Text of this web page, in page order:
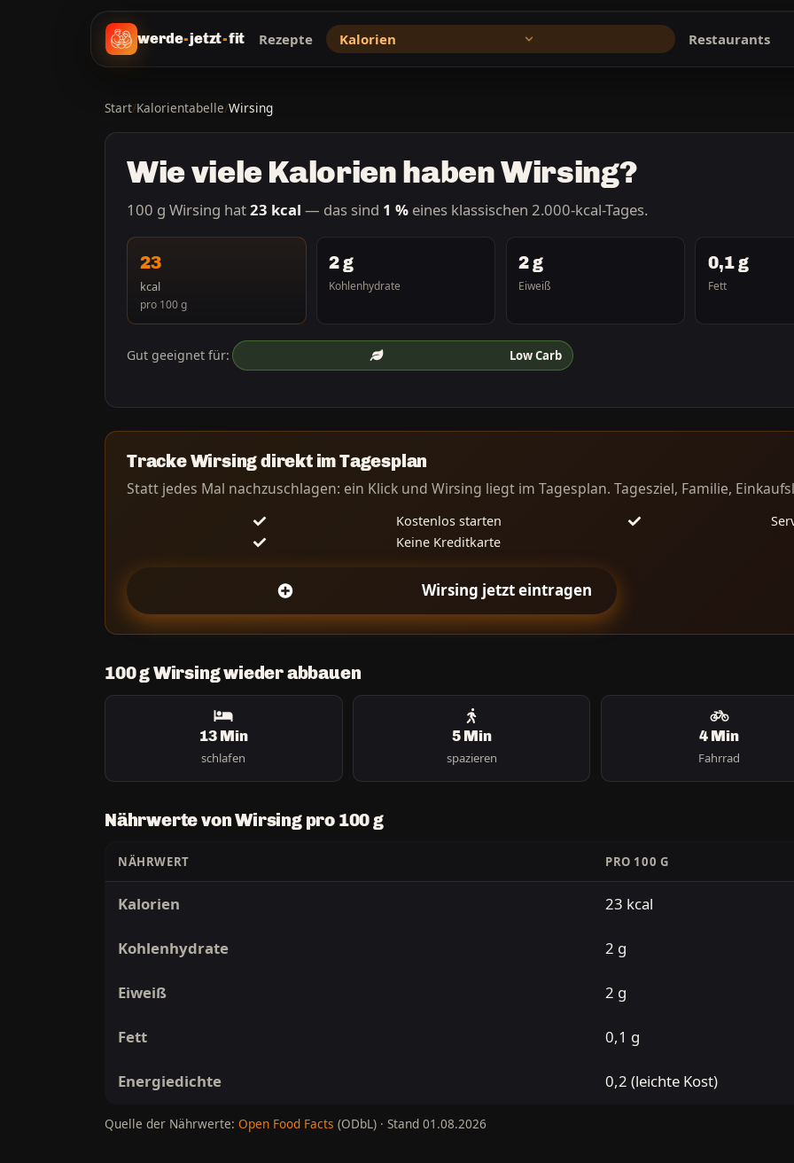
werde-jetzt-fit Rezepte Kalorien Restaurants
Start/Kalorientabelle/Wirsing
Wie viele Kalorien haben Wirsing?
100 g Wirsing hat23 kcal — das sind 1 % eines klassischen 2.000-kcal-Tages.
23
kcal
pro 100 g
2 g
Kohlenhydrate
2 g
Eiweiß
0,1 g
Fett
Gut geeignet für: Low Carb
Tracke Wirsing direkt im Tagesplan
Statt jedes Mal nachzuschlagen: ein Klick und Wirsing liegt im Tagesplan. Tagesziel, Familie,
Kostenlos starten
Keine Kreditkarte
Wirsing jetzt eintragen
100 g Wirsing wieder abbauen
13 Min
schlafen
5 Min
spazieren
4 Min
Fahrrad
Nährwerte von Wirsing pro 100 g
NÄHRWERT PRO 100 G
Kalorien 23 kcal
Kohlenhydrate 2 g
Eiweiß 2 g
Fett 0,1 g
Energiedichte 0,2 (leichte Kost)
Quelle der Nährwerte: Open Food Facts (ODbL) · Stand 01.08.2026